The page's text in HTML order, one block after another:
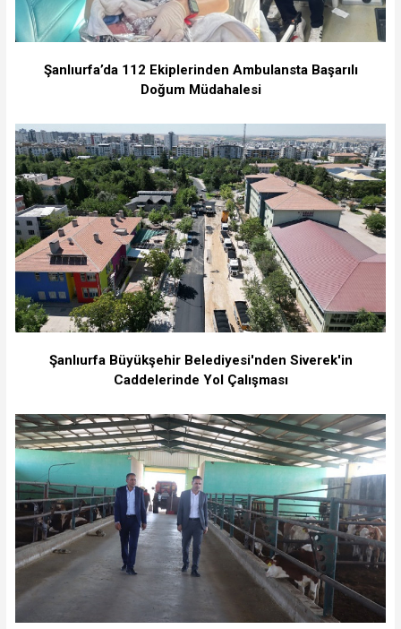
Şanlıurfa’da 112 Ekiplerinden Ambulansta Başarılı
Doğum Müdahalesi
Şanlıurfa Büyükşehir Belediyesi'nden Siverek'in
Caddelerinde Yol Çalışması